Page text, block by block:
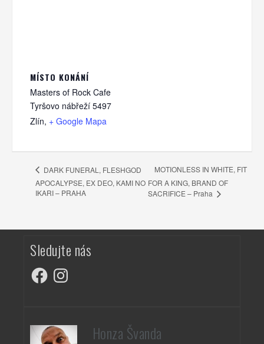
MÍSTO KONÁNÍ
Masters of Rock Cafe
Tyršovo nábřeží 5497
Zlín, + Google Mapa
DARK FUNERAL, FLESHGOD
APOCALYPSE, EX DEO, KAMI NO
IKARI – PRAHA
MOTIONLESS IN WHITE, FIT
FOR A KING, BRAND OF
SACRIFICE – Praha
Sledujte nás
FacebookInstagram
Honza Švanda